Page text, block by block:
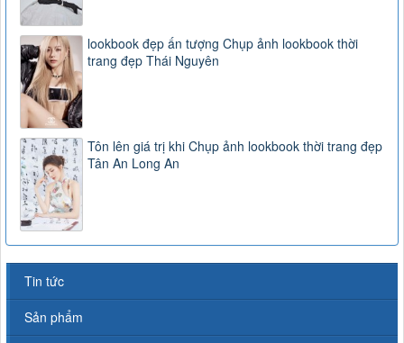
lookbook đẹp ấn tượng Chụp ảnh lookbook thời
trang đẹp Thái Nguyên
Tôn lên giá trị khi Chụp ảnh lookbook thời trang đẹp
Tân An Long An
Tin tức
Sản phẩm